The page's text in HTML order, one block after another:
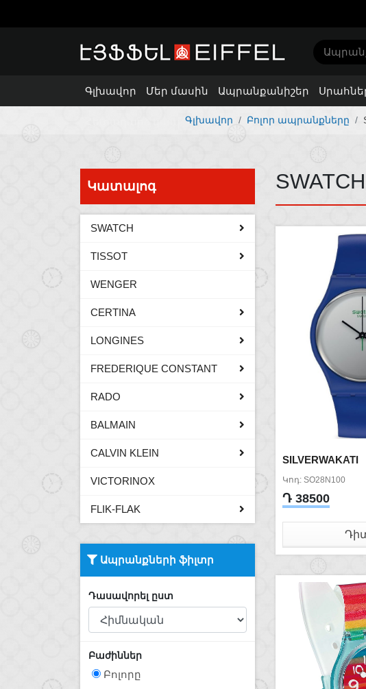
Գլխավոր Մեր մասին Ապրանքանիշեր
Գլխավոր Բոլոր ապրանքները
Կատալոգ
SWATCH
TISSOT
WENGER
CERTINA
LONGINES
FREDERIQUE CONSTANT
RADO
BALMAIN
CALVIN KLEIN
VICTORINOX
FLIK-FLAK
Ապրանքների ֆիլտր
Դասավորել ըստ
Բաժիններ
Բոլորը
SWATCH
SILVERWAKATI
Կոդ: SO28N100
Դ 38500